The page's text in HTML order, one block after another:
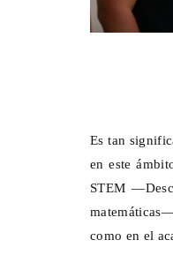
Es tan
en este
STEM
como en el